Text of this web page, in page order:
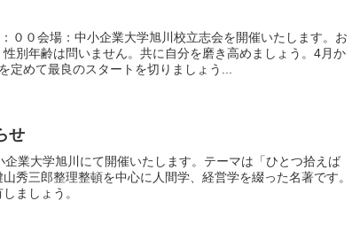
００会場：中小企業大学旭川校立志会を開催いたします。お
別年齢は問いません。共に自分を磨き高めましょう。4月か
定めて最良のスタートを切りましょう...
せ
業大学旭川にて開催いたします。テーマは「ひとつ拾えば
秀三郎整理整頓を中心に人間学、経営学を綴った名著です。
ましょう。